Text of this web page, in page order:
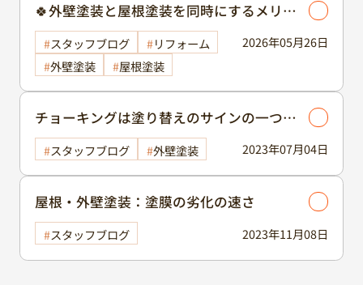
2026年05月26日
🍀外壁塗装と屋根塗装を同時にするメリッ
ト🍀
スタッフブログ
リフォーム
外壁塗装
屋根塗装
2023年07月04日
チョーキングは塗り替えのサインの一つで
す！
スタッフブログ 外壁塗装
2023年11月08日
屋根・外壁塗装：塗膜の劣化の速さ
スタッフブログ